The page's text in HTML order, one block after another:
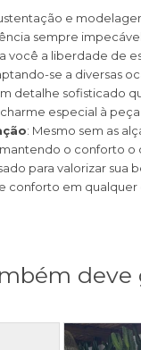
e
sempre impecável.
você a liberdade de
se a diversas
detalhe sofisticado
especial à peça.
: Mesmo sem as
o conforto o
para valorizar sua
conforto em qualquer
deve